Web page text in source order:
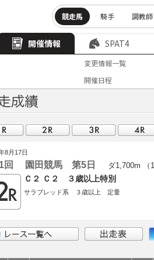
競走馬 騎手 調教師
開催情報 SPAT4
変更情報一覧
開催日程
8月17日
回 園田競馬 第5日 ダ1,700m （
Ｃ２ Ｃ２ ３歳以上特別
サラブレッド系 ３歳以上 定量